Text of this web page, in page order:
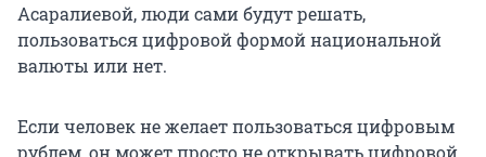
Асаралиевой, люди сами будут решать,
пользоваться цифровой формой национальной
валюты или нет.
Если человек не желает пользоваться цифровым